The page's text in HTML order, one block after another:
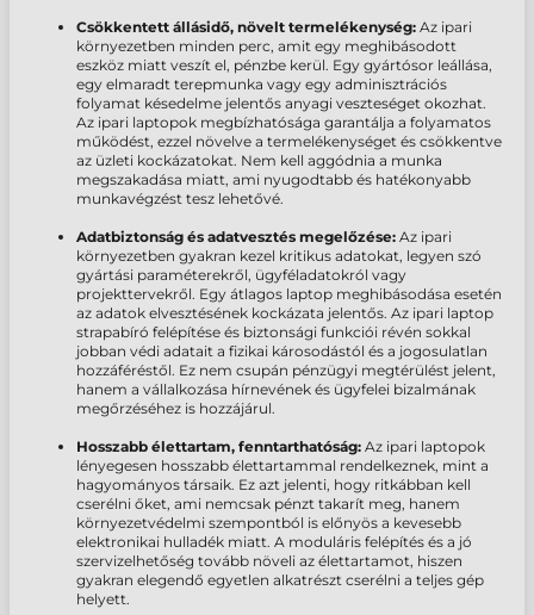
Csökkentett állásidő, növelt termelékenység: Az ipari
környezetben minden perc, amit egy meghibásodott
eszköz miatt veszít el, pénzbe kerül. Egy gyártósor leállása,
egy elmaradt terepmunka vagy egy adminisztrációs
folyamat késedelme jelentős anyagi veszteséget okozhat.
Az ipari laptopok megbízhatósága garantálja a folyamatos
működést, ezzel növelve a termelékenységet és csökkentve
az üzleti kockázatokat. Nem kell aggódnia a munka
megszakadása miatt, ami nyugodtabb és hatékonyabb
munkavégzést tesz lehetővé.
Adatbiztonság és adatvesztés megelőzése: Az ipari
környezetben gyakran kezel kritikus adatokat, legyen szó
gyártási paraméterekről, ügyféladatokról vagy
projekttervekről. Egy átlagos laptop meghibásodása esetén
az adatok elvesztésének kockázata jelentős. Az ipari laptop
strapabíró felépítése és biztonsági funkciói révén sokkal
jobban védi adatait a fizikai károsodástól és a jogosulatlan
hozzáféréstől. Ez nem csupán pénzügyi megtérülést jelent,
hanem a vállalkozása hírnevének és ügyfelei bizalmának
megőrzéséhez is hozzájárul.
Hosszabb élettartam, fenntarthatóság: Az ipari laptopok
lényegesen hosszabb élettartammal rendelkeznek, mint a
hagyományos társaik. Ez azt jelenti, hogy ritkábban kell
cserélni őket, ami nemcsak pénzt takarít meg, hanem
környezetvédelmi szempontból is előnyös a kevesebb
elektronikai hulladék miatt. A moduláris felépítés és a jó
szervizelhetőség tovább növeli az élettartamot, hiszen
gyakran elegendő egyetlen alkatrészt cserélni a teljes gép
helyett.